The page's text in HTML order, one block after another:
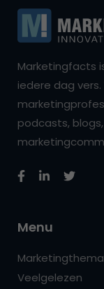
Marketingfacts
iedere dag
podcasts,
Menu
Veelgelezen